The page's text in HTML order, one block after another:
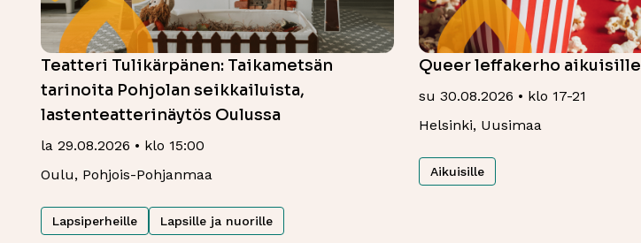
Teatteri Tulikärpänen: Taikametsän
tarinoita Pohjolan seikkailuista,
lastenteatterinäytös Oulussa
la 29.08.2026 • klo 15:00
Oulu, Pohjois-Pohjanmaa
Lapsiperheille Lapsille ja nuorille
Queer leffakerho aikuisille
su 30.08.2026 • klo 17-21
Helsinki, Uusimaa
Aikuisille